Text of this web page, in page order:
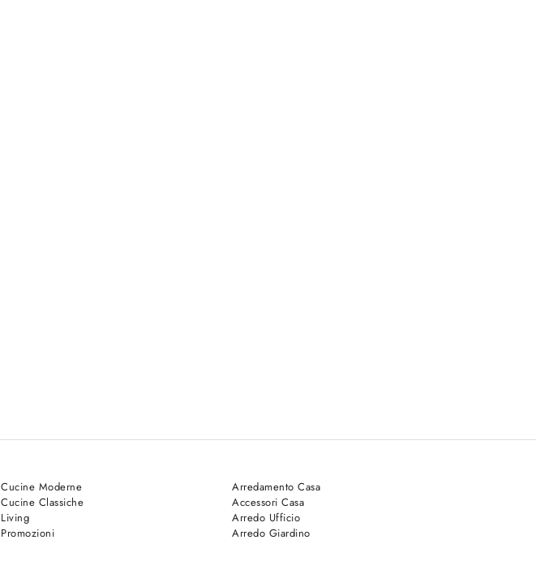
Cucine Moderne
Cucine Classiche
Living
Promozioni
Arredamento Casa
Accessori Casa
Arredo Ufficio
Arredo Giardino